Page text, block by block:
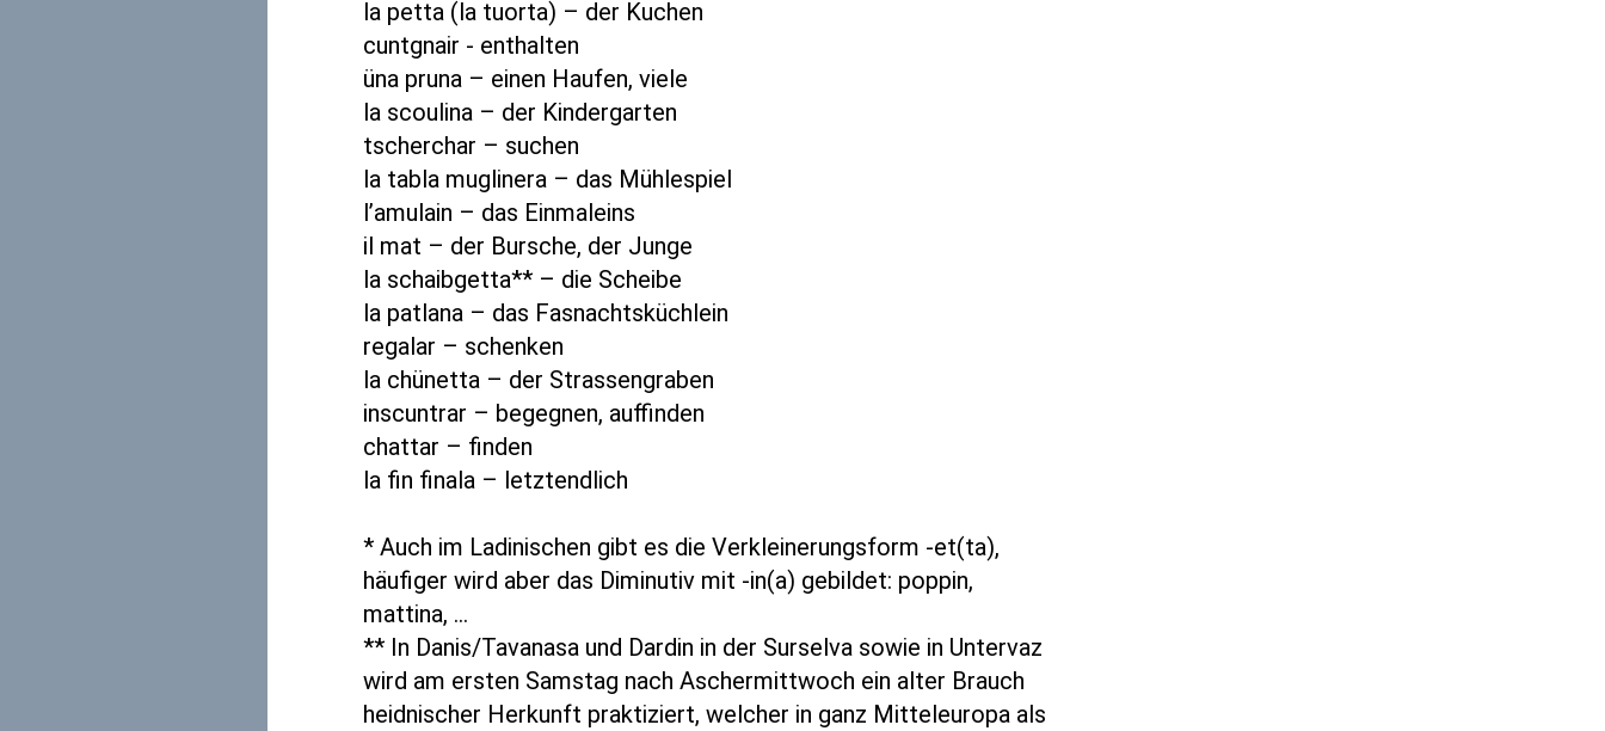
la petta (la tuorta) – der Kuchen
cuntgnair - enthalten
üna pruna – einen Haufen, viele
la scoulina – der Kindergarten
tscherchar – suchen
la tabla muglinera – das Mühlespiel
l’amulain – das Einmaleins
il mat – der Bursche, der Junge
la schaibgetta** – die Scheibe
la patlana – das Fasnachtsküchlein
regalar – schenken
la chünetta – der Strassengraben
inscuntrar – begegnen, auffinden
chattar – finden
la fin finala – letztendlich
* Auch im Ladinischen gibt es die Verkleinerungsform -et(ta),
häufiger wird aber das Diminutiv mit -in(a) gebildet: poppin,
mattina, ...
** In Danis/Tavanasa und Dardin in der Surselva sowie in Untervaz
wird am ersten Samstag nach Aschermittwoch ein alter Brauch
heidnischer Herkunft praktiziert, welcher in ganz Mitteleuropa als